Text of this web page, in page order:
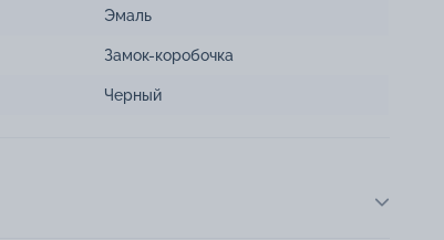
Эмаль
Замок-коробочка
Черный